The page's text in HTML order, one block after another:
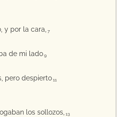
y por la cara, 7
de mi lado 9
pero despierto 11
los sollozos, 13